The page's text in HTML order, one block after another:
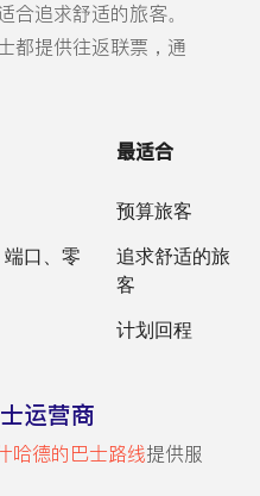
合追求舒适的旅客。
都提供往返联票，通
最适合
预算旅客
端口、零
追求舒适的旅
客
计划回程
运营商
哈德的巴士路线提供服